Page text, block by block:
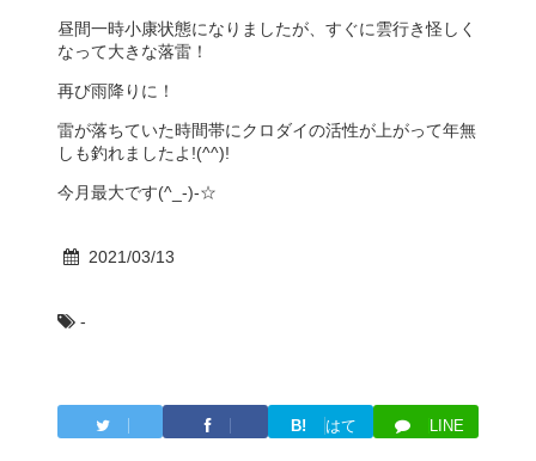
昼間一時小康状態になりましたが、すぐに雲行き怪しく
なって大きな落雷！
再び雨降りに！
雷が落ちていた時間帯にクロダイの活性が上がって年無
しも釣れましたよ!(^^)!
今月最大です(^_-)-☆
2021/03/13
-
B!
はて
LINE